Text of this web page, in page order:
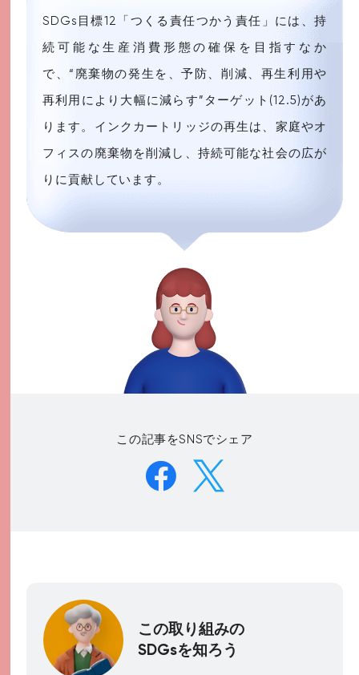
SDGs目標12「つくる責任つかう責任」には、持
続可能な生産消費形態の確保を目指すなか
で、“廃棄物の発生を、予防、削減、再生利用や
再利用により大幅に減らす”ターゲット(12.5)があ
ります。インクカートリッジの再生は、家庭やオ
フィスの廃棄物を削減し、持続可能な社会の広が
りに貢献しています。
この記事をSNSでシェア
この取り組みの
SDGsを知ろう